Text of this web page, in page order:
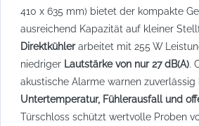
410 x 635 mm) bietet der kompakte
ausreichend Kapazität auf kleiner
Direktkühlerarbeitet mit 255 W
niedriger Lautstärke von nur 27 dB(A).
akustische Alarme warnen zuverlässig
Untertemperatur, Fühlerausfall und
Türschloss schützt wertvolle Proben